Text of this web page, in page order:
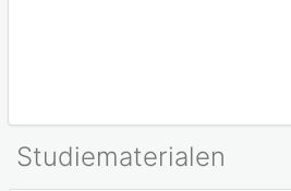
Studiematerialen